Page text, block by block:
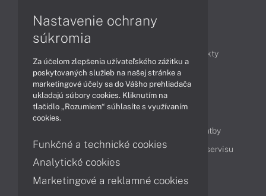
Produkty
Technológie
Videá
Obsah
Možnosti doručenia a platby
Podpora a servis
Servisné služby Cenník servisu
Kontakty
Nastavenie ochrany
súkromia
Za účelom zlepšenia užívateľského zážitku a
poskytovaných služieb na našej stránke a
marketingové účely sa do Vášho prehliadača
ukladajú súbory cookies. Kliknutím na
tlačidlo „Rozumiem“ súhlasíte s využívaním
cookies.
Funkčné a technické cookies
Analytické cookies
Marketingové a reklamné cookies